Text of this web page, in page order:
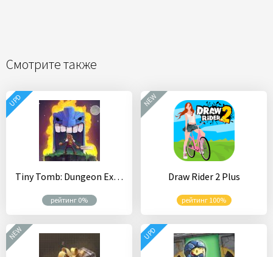
Смотрите также
Tiny Tomb: Dungeon Explorer
рейтинг 0%
UPD
Draw Rider 2 Plus
рейтинг 100%
NEW
NEW UPD